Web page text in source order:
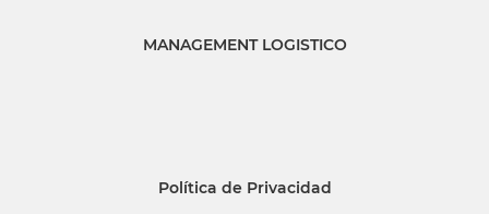
MANAGEMENT LOGISTICO
Política de Privacidad